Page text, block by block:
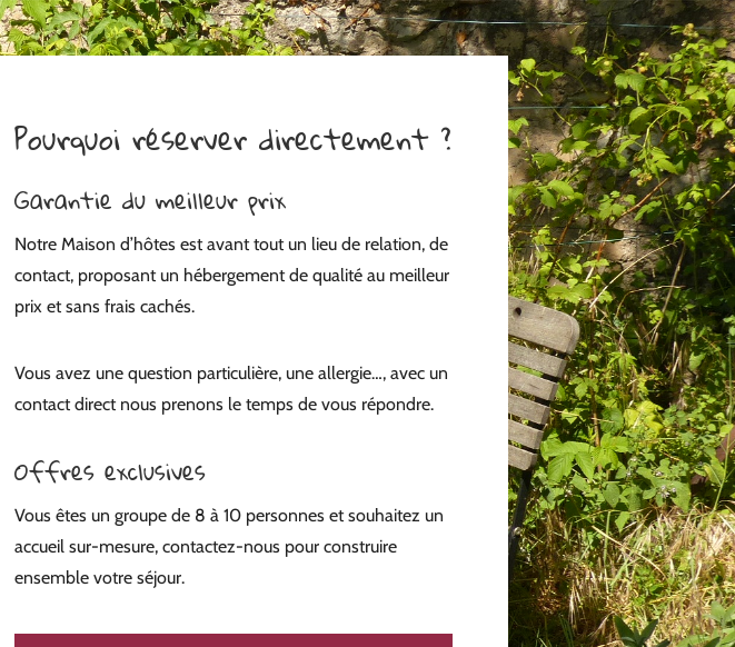
Pourquoi réserver directement ?
Garantie du meilleur prix
Notre Maison d’hôtes est avant tout un lieu de relation, de
contact, proposant un hébergement de qualité au meilleur
prix et sans frais cachés.
Vous avez une question particulière, une allergie…, avec un
contact direct nous prenons le temps de vous répondre.
Offres exclusives
Vous êtes un groupe de 8 à 10 personnes et souhaitez un
accueil sur-mesure, contactez-nous pour construire
ensemble votre séjour.